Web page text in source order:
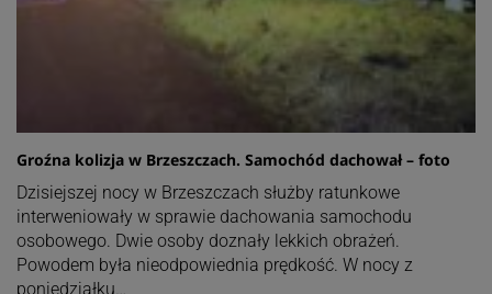
Groźna kolizja w Brzeszczach. Samochód dachował – foto
Dzisiejszej nocy w Brzeszczach służby ratunkowe
interweniowały w sprawie dachowania samochodu
osobowego. Dwie osoby doznały lekkich obrażeń.
Powodem była nieodpowiednia prędkość. W nocy z
poniedziałku…